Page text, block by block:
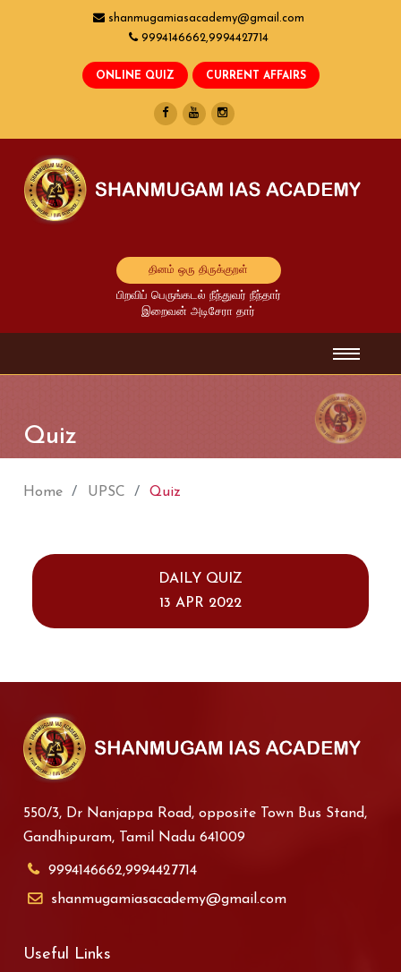
shanmugamiasacademy@gmail.com
9994146662,9994427714
தினம் ஒரு திருக்குறள்
பிறவிப் பெருங்கடல் நீந்துவர் நீந்தார்
இறைவன் அடிசேரா தார்
Quiz
Home UPSC Quiz
DAILY QUIZ
13 APR 2022
550/3, Dr Nanjappa Road, opposite Town Bus Stand,
Gandhipuram, Tamil Nadu 641009
9994146662,9994427714
shanmugamiasacademy@gmail.com
Useful Links